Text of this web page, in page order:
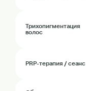
Трихопигментация
волос
PRP-терапия / сеанс